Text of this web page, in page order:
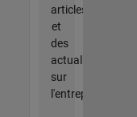
articles
et
des
actualités
sur
l'entreprise.